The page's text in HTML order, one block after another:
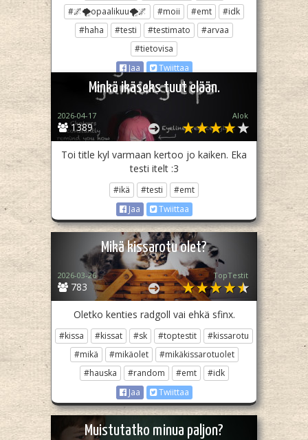
#🌌🌪opaalikuu🌪🌌
#moii #emt
#idk
#haha
#testi #testimato
#arvaa
#tietovisa
Jaa
Twiittaa
Minkä ikäseks tuut elään.
1389
2026-04-17 Alok
Toi title kyl varmaan kertoo jo kaiken. Eka
testi itelt :3
#ikä #testi
#emt
Jaa
Twiittaa
Mikä kissarotu olet?
783
2026-03-26 TopTestit
Oletko kenties radgoll vai ehkä sfinx.
#kissa #kissat #sk #toptestit
#kissarotu
#mikä
#mikäolet
#mikäkissarotuolet
#hauska
#random #emt
#idk
Jaa
Twiittaa
Muistutatko minua paljon?